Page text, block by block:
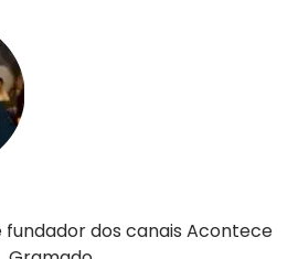
fundador dos canais Acontece